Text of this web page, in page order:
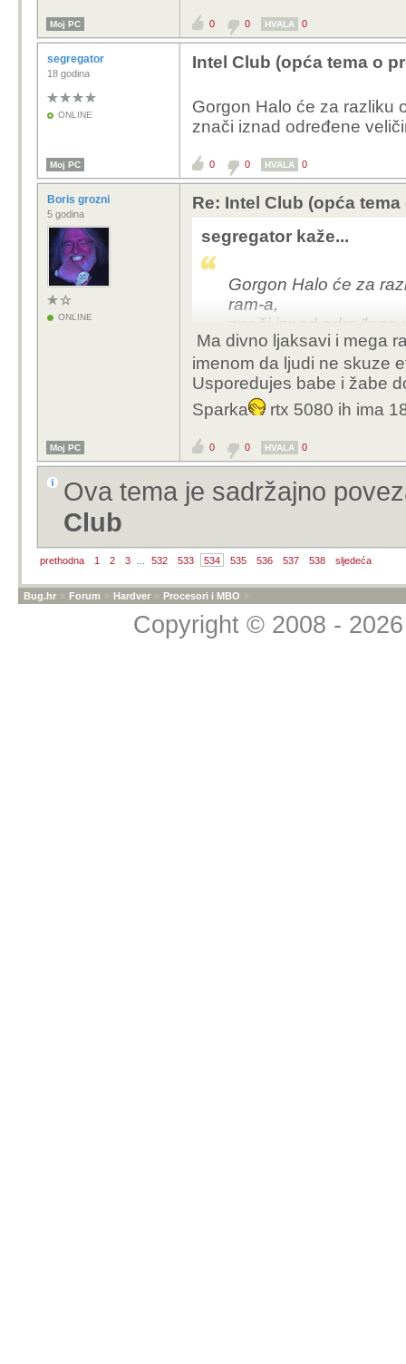
Moj PC 0 0 HVALA 0
segregator
18 godina
ONLINE
Intel Club (opća tema o
Gorgon Halo će za razliku
znači iznad određene
Moj PC 0 0 HVALA 0
Boris grozni
5 godina
ONLINE
Re: Intel Club (opća
segregator kaže...
Gorgon Halo će za
ram-a,
znači iznad
Ma divno ljaksavi i mega
imenom da ljudi ne skuze
Usporedujes babe i žabe
Sparka
rtx 5080 ih ima
Moj PC 0 0 HVALA 0
Ova tema je sadržajno
Club
prethodna 1 2 3 532 533 534 535 536 537 538 sljedeća
Bug.hr » Forum » Hardver » Procesori i MBO »
Copyright © 2008 -